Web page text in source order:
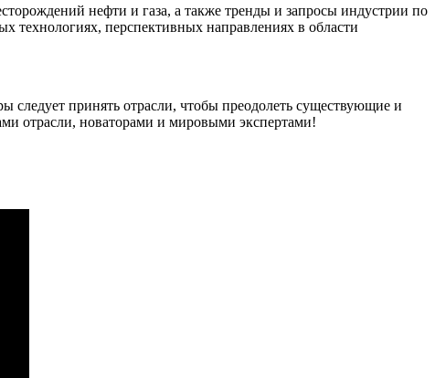
нефти и газа, а также тренды и запросы индустрии по
технологиях, перспективных направлениях в области
следует принять отрасли, чтобы преодолеть существующие и
отрасли, новаторами и мировыми экспертами!